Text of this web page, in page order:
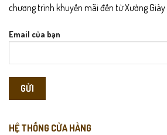
chương trình khuyến mãi đến từ Xưởng Giày
Email của bạn
HỆ THỐNG CỬA HÀNG